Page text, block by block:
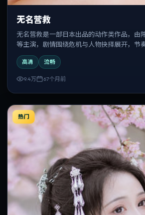
无名营救
无名营救是一部日本出品的动作类作品，由
等主演，剧情围绕危机与人物抉择展开，节
与反复观看。
高清 流畅
9.4万 67个月前
热门